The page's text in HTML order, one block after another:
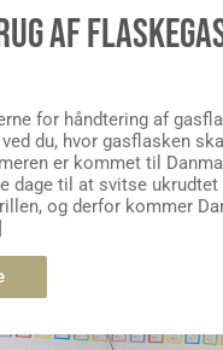
AF
for håndtering af
du, hvor gasflasken
er kommet til
dage til at svitse
og derfor kommer